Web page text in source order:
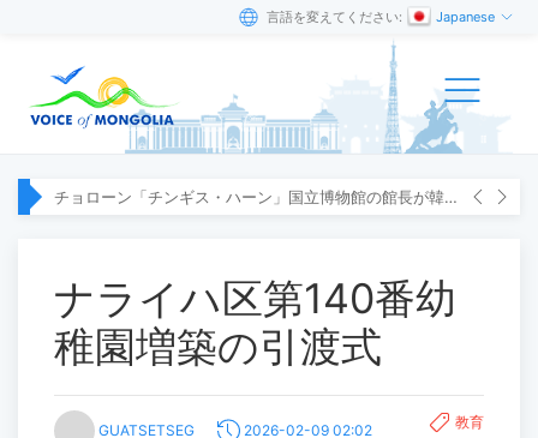
言語を変えてください: Japanese
チョローン「チンギス・ハーン」国立博物館の館長が韓国へ出張
ナライハ区第140番幼
稚園増築の引渡式
GUATSETSEG 2026-02-09 02:02 教育